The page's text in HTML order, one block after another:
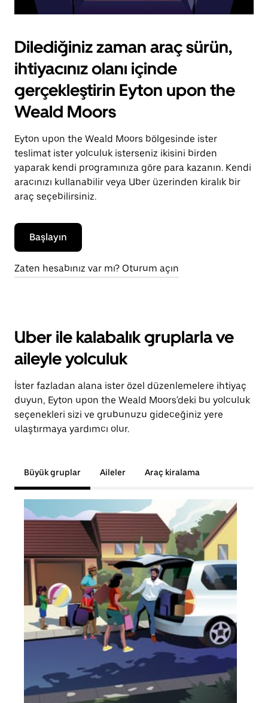
Dilediğiniz zaman araç sürün,
ihtiyacınız olanı içinde
gerçekleştirin Eyton upon the
Weald Moors
Eyton upon the Weald Moors bölgesinde ister
teslimat ister yolculuk isterseniz ikisini birden
yaparak kendi programınıza göre para kazanın. Kendi
aracınızı kullanabilir veya Uber üzerinden kiralık bir
araç seçebilirsiniz.
Başlayın
Zaten hesabınız var mı? Oturum açın
Uber ile kalabalık gruplarla ve
aileyle yolculuk
İster fazladan alana ister özel düzenlemelere ihtiyaç
duyun, Eyton upon the Weald Moors'deki bu yolculuk
seçenekleri sizi ve grubunuzu gideceğiniz yere
ulaştırmaya yardımcı olur.
Büyük gruplar Aileler Araç kiralama